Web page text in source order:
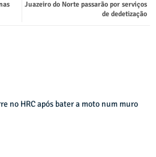
Juazeiro do Norte passarão por serviços
de dedetização